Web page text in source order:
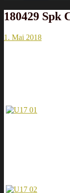
180429 Spk
1. Mai 2018